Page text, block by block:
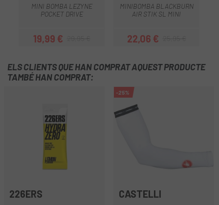
MINI BOMBA LEZYNE
POCKET DRIVE
Preu
19,99 €Preu regular
MINIBOMBA BLACKBURN
AIR STIK SL MINI
Preu
22,06 €Preu regular
ELS CLIENTS QUE HAN COMPRAT AQUEST PRODUCTE
TAMBÉ HAN COMPRAT:
226ERS
-25%
CASTELLI